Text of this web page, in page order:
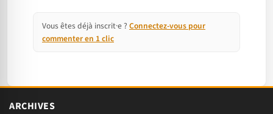
Vous êtes déjà inscrit·e ? Connectez-vous pour
commenter en 1 clic
ARCHIVES